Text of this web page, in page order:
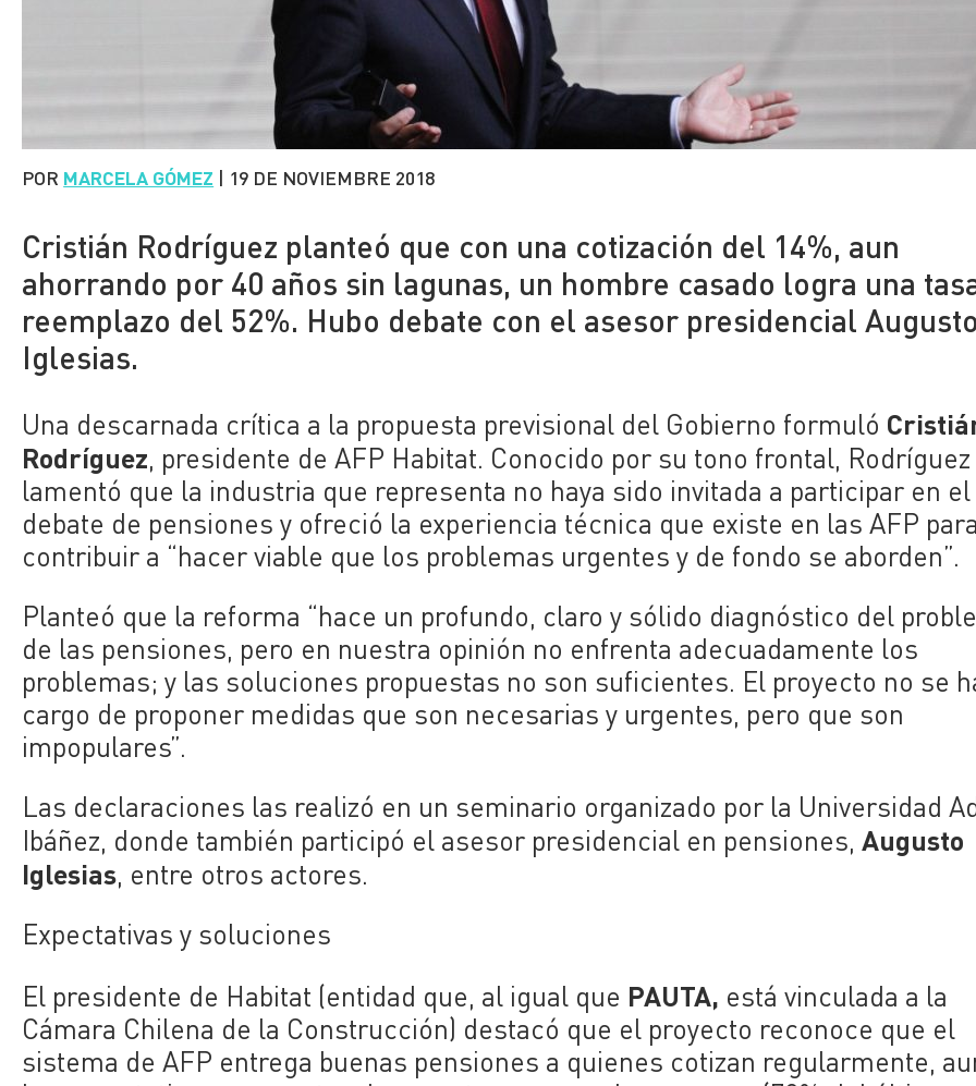
POR MARCELA GÓMEZ | 19 DE NOVIEMBRE 2018
Cristián Rodríguez planteó que con una cotización del 14%, aun
ahorrando por 40 años sin lagunas, un hombre casado logra una
reemplazo del 52%. Hubo debate con el asesor presidencial Augusto
Iglesias.
Una descarnada crítica a la propuesta previsional del Gobierno formuló
Rodríguez, presidente de AFP Habitat. Conocido por su tono frontal, Rodríguez
lamentó que la industria que representa no haya sido invitada a participar en el
debate de pensiones y ofreció la experiencia técnica que existe en las AFP para
contribuir a “hacer viable que los problemas urgentes y de fondo se aborden”.
Planteó que la reforma “hace un profundo, claro y sólido diagnóstico del
de las pensiones, pero en nuestra opinión no enfrenta adecuadamente los
problemas; y las soluciones propuestas no son suficientes. El proyecto no se
cargo de proponer medidas que son necesarias y urgentes, pero que son
impopulares”.
Las declaraciones las realizó en un seminario organizado por la Universidad
Ibáñez, donde también participó el asesor presidencial en pensiones,Augusto
Iglesias, entre otros actores.
Expectativas y soluciones
El presidente de Habitat (entidad que, al igual que PAUTA, está vinculada a la
Cámara Chilena de la Construcción) destacó que el proyecto reconoce que el
sistema de AFP entrega buenas pensiones a quienes cotizan regularmente,